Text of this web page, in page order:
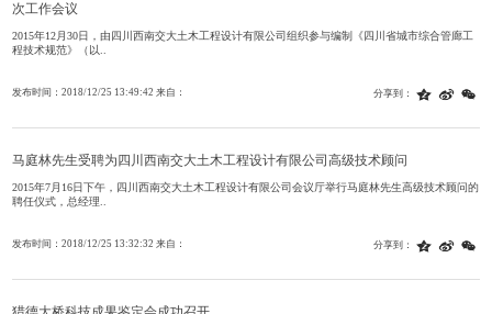
次工作会议
2015年12月30日，由四川西南交大土木工程设计有限公司组织参与编制《四川省城市综合管廊工
程技术规范》（以..
发布时间：2018/12/25 13:49:42 来自： 分享到：
马庭林先生受聘为四川西南交大土木工程设计有限公司高级技术顾问
2015年7月16日下午，四川西南交大土木工程设计有限公司会议厅举行马庭林先生高级技术顾问的
聘任仪式，总经理..
发布时间：2018/12/25 13:32:32 来自： 分享到：